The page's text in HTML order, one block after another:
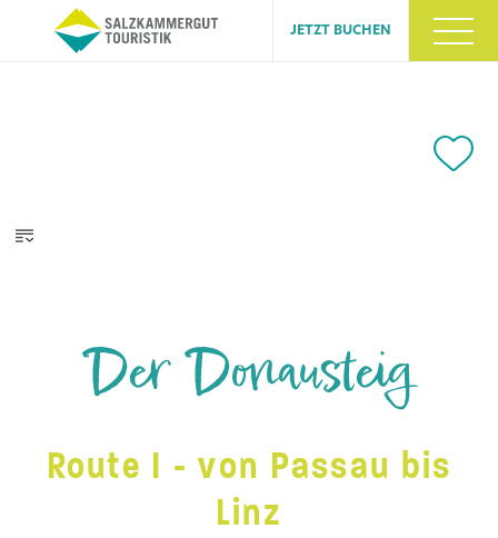
JETZT BUCHEN
Der Donausteig
Route I - von Passau bis
Linz